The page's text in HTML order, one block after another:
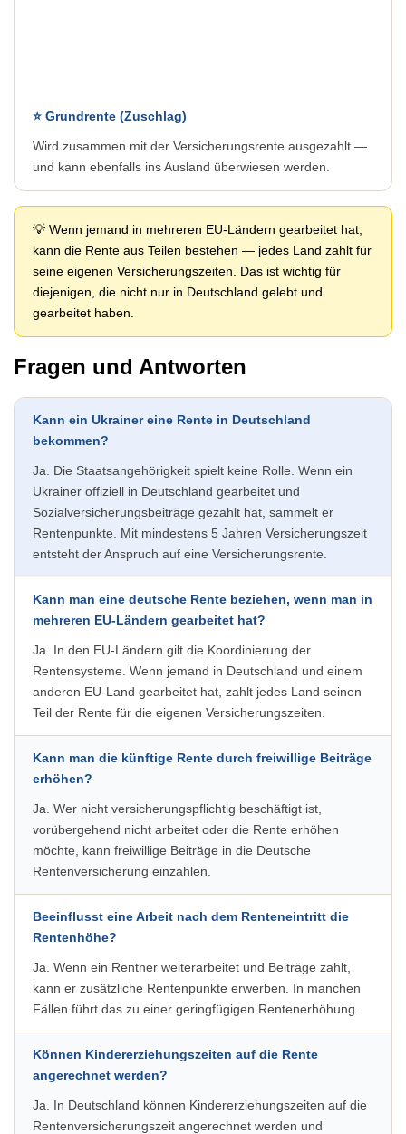
⭐ Grundrente (Zuschlag)
Wird zusammen mit der Versicherungsrente ausgezahlt —
und kann ebenfalls ins Ausland überwiesen werden.
💡 Wenn jemand in mehreren EU-Ländern gearbeitet hat,
kann die Rente aus Teilen bestehen — jedes Land zahlt für
seine eigenen Versicherungszeiten. Das ist wichtig für
diejenigen, die nicht nur in Deutschland gelebt und
gearbeitet haben.
Fragen und Antworten
Kann ein Ukrainer eine Rente in Deutschland
bekommen?
Ja. Die Staatsangehörigkeit spielt keine Rolle. Wenn ein
Ukrainer offiziell in Deutschland gearbeitet und
Sozialversicherungsbeiträge gezahlt hat, sammelt er
Rentenpunkte. Mit mindestens 5 Jahren Versicherungszeit
entsteht der Anspruch auf eine Versicherungsrente.
Kann man eine deutsche Rente beziehen, wenn man in
mehreren EU-Ländern gearbeitet hat?
Ja. In den EU-Ländern gilt die Koordinierung der
Rentensysteme. Wenn jemand in Deutschland und einem
anderen EU-Land gearbeitet hat, zahlt jedes Land seinen
Teil der Rente für die eigenen Versicherungszeiten.
Kann man die künftige Rente durch freiwillige Beiträge
erhöhen?
Ja. Wer nicht versicherungspflichtig beschäftigt ist,
vorübergehend nicht arbeitet oder die Rente erhöhen
möchte, kann freiwillige Beiträge in die Deutsche
Rentenversicherung einzahlen.
Beeinflusst eine Arbeit nach dem Renteneintritt die
Rentenhöhe?
Ja. Wenn ein Rentner weiterarbeitet und Beiträge zahlt,
kann er zusätzliche Rentenpunkte erwerben. In manchen
Fällen führt das zu einer geringfügigen Rentenerhöhung.
Können Kindererziehungszeiten auf die Rente
angerechnet werden?
Ja. In Deutschland können Kindererziehungszeiten auf die
Rentenversicherungszeit angerechnet werden und